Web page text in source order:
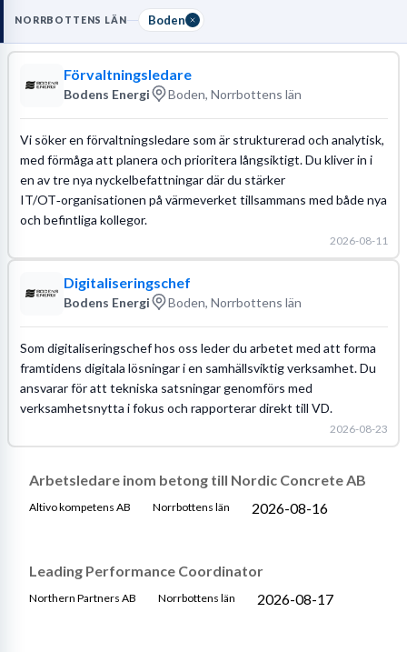
NORRBOTTENS LÄN Boden
Förvaltningsledare
Bodens Energi Boden, Norrbottens län
Vi söker en förvaltningsledare som är strukturerad och analytisk,
med förmåga att planera och prioritera långsiktigt. Du kliver in i
en av tre nya nyckelbefattningar där du stärker
IT/OT‑organisationen på värmeverket tillsammans med både nya
och befintliga kollegor.
2026-08-11
Digitaliseringschef
Bodens Energi Boden, Norrbottens län
Som digitaliseringschef hos oss leder du arbetet med att forma
framtidens digitala lösningar i en samhällsviktig verksamhet. Du
ansvarar för att tekniska satsningar genomförs med
verksamhetsnytta i fokus och rapporterar direkt till VD.
2026-08-23
Arbetsledare inom betong till Nordic Concrete AB
Altivo kompetens AB Norrbottens län 2026-08-16
Leading Performance Coordinator
Northern Partners AB Norrbottens län 2026-08-17